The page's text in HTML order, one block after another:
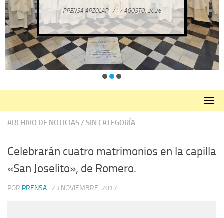
PRENSA ARZOLAP / 7 AGOSTO, 2026
ARCHIVO DE NOTICIAS/ SIN CATEGORÍA
Celebrarán cuatro matrimonios en la capilla
«San Joselito», de Romero.
POR PRENSA · 23 NOVIEMBRE, 2017